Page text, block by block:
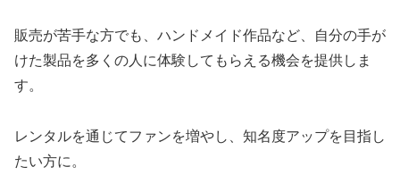
販売が苦手な方でも、ハンドメイド作品など、自分の手が
けた製品を多くの人に体験してもらえる機会を提供しま
す。
レンタルを通じてファンを増やし、知名度アップを目指し
たい方に。